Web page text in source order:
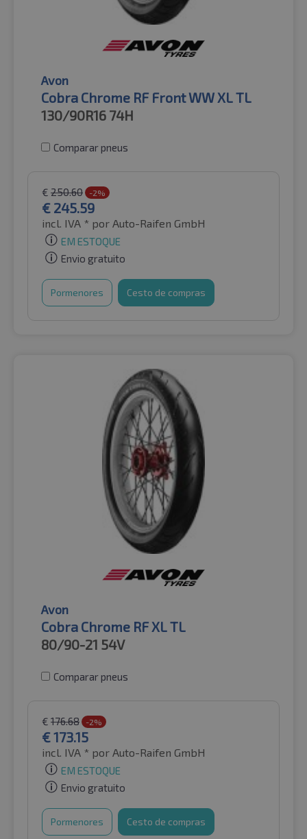
Avon
Cobra Chrome RF Front WW XL TL
130/90R16 74H
Comparar pneus
€ 250.60 -2%
€ 245.59
incl. IVA * por Auto-Raifen GmbH
EM ESTOQUE
Envio gratuito
Pormenores Cesto de compras
Avon
Cobra Chrome RF XL TL
80/90-21 54V
Comparar pneus
€ 176.68 -2%
€173.15
incl. IVA * por Auto-Raifen GmbH
EM ESTOQUE
Envio gratuito
Pormenores Cesto de compras